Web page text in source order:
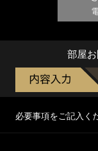
部屋お
必要事項をご記入く